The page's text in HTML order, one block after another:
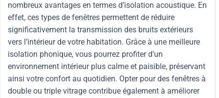
nombreux avantages en termes d’isolation acoustique. En
effet, ces types de fenêtres permettent de réduire
significativement la transmission des bruits extérieurs
vers l’intérieur de votre habitation. Grâce à une meilleure
isolation phonique, vous pourrez profiter d’un
environnement intérieur plus calme et paisible, préservant
ainsi votre confort au quotidien. Opter pour des fenêtres à
double ou triple vitrage contribue également à améliorer